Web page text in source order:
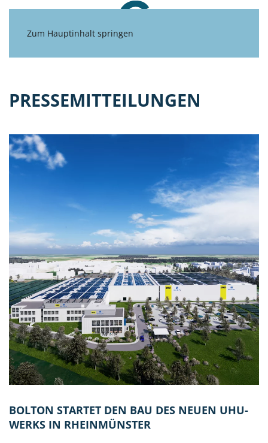
Zum Hauptinhalt springen
PRESSEMITTEILUNGEN
BOLTON STARTET DEN BAU DES NEUEN UHU-
WERKS IN RHEINMÜNSTER